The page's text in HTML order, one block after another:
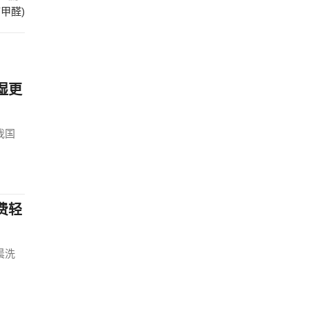
醛)
更
国
轻
洗